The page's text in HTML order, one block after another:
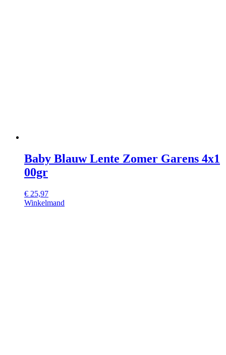
Baby Blauw Lente Zomer Garens 4x1
00gr
€ 25,97
Winkelmand